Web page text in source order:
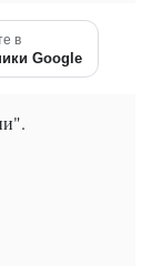
в
Google